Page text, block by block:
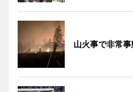
山火事で非常